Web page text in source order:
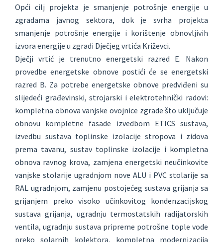
Opći cilj projekta je smanjenje potrošnje energije u
zgradama javnog sektora, dok je svrha projekta
smanjenje potrošnje energije i korištenje obnovljivih
izvora energije u zgradi Dječjeg vrtića Križevci.
Dječji vrtić je trenutno energetski razred E. Nakon
provedbe energetske obnove postići će se energetski
razred B. Za potrebe energetske obnove predviđeni su
slijedeći građevinski, strojarski i elektrotehnički radovi:
kompletna obnova vanjske ovojnice zgrade što uključuje
obnovu kompletne fasade izvedbom ETICS sustava,
izvedbu sustava toplinske izolacije stropova i zidova
prema tavanu, sustav toplinske izolacije i kompletna
obnova ravnog krova, zamjena energetski neučinkovite
vanjske stolarije ugradnjom nove ALU i PVC stolarije sa
RAL ugradnjom, zamjenu postojećeg sustava grijanja sa
grijanjem preko visoko učinkovitog kondenzacijskog
sustava grijanja, ugradnju termostatskih radijatorskih
ventila, ugradnju sustava pripreme potrošne tople vode
preko solarnih kolektora, kompletna modernizacija